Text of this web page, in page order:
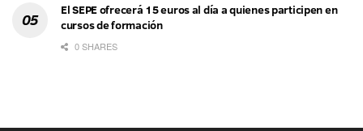
El SEPE ofrecerá 15 euros al día a quienes participen en
cursos de formación
0 SHARES